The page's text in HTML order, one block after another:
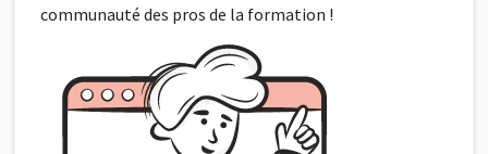
communauté des pros de la formation !